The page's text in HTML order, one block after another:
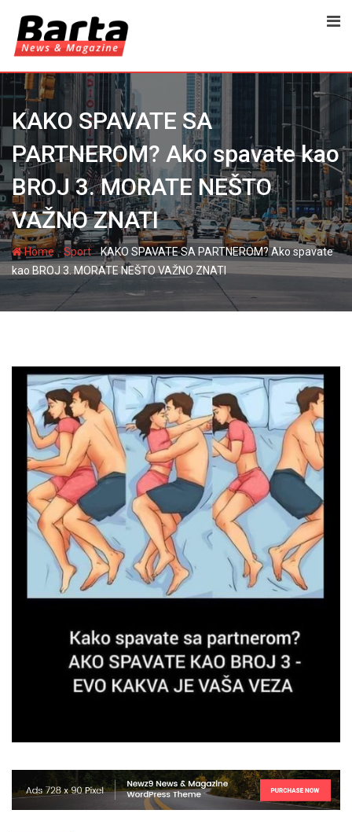
content
KAKO SPAVATE SA
PARTNEROM? Ako spavate kao
BROJ 3. MORATE NEŠTO
VAŽNO ZNATI
Home-Sport-KAKO SPAVATE SA PARTNEROM? Ako spavate
kao BROJ 3. MORATE NEŠTO VAŽNO ZNATI